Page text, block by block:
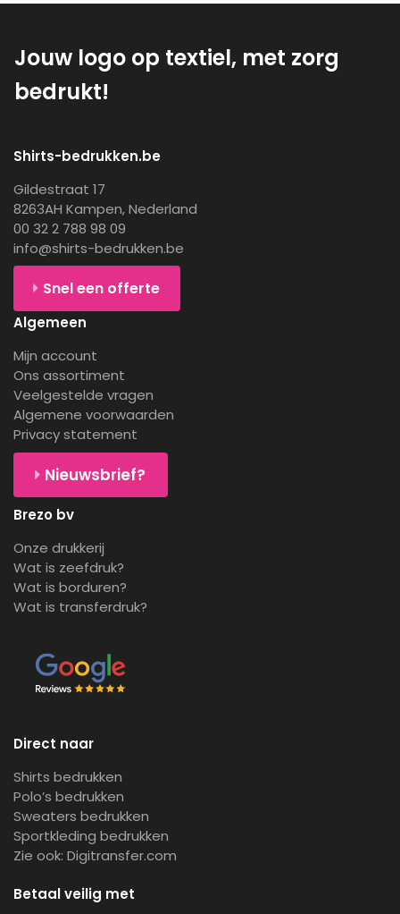
Jouw logo op textiel, met zorg
bedrukt!
Shirts-bedrukken.be
Gildestraat 17
8263AH Kampen, Nederland
00 32 2 788 98 09
info@shirts-bedrukken.be
Snel een offerte
Algemeen
Mijn account
Ons assortiment
Veelgestelde vragen
Algemene voorwaarden
Privacy statement
Nieuwsbrief?
Brezo bv
Onze drukkerij
Wat is zeefdruk?
Wat is borduren?
Wat is transferdruk?
Direct naar
Shirts bedrukken
Polo’s bedrukken
Sweaters bedrukken
Sportkleding bedrukken
Zie ook: Digitransfer.com
Betaal veilig met